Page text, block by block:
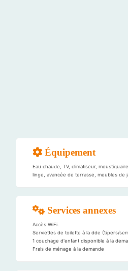
Équipement
Eau chaude, TV, climatiseur,
linge, avancée de terrasse, meubles de
Services annexes
Accès WiFi.
Serviettes de toilette à la dde (1/pers/
1 couchage d'enfant disponible à la
Frais de ménage à la demande